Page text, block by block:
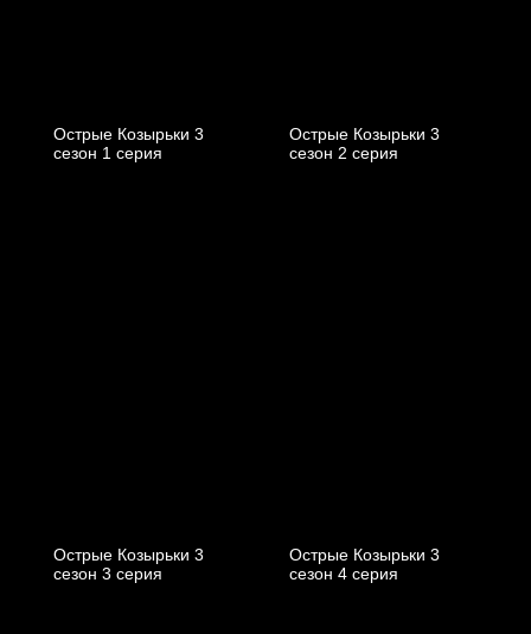
Острые Козырьки 3
cезон 1 cерия
Острые Козырьки 3
cезон 2 cерия
Острые Козырьки 3
cезон 3 cерия
Острые Козырьки 3
cезон 4 cерия